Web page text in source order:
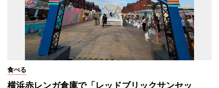
食べる
横浜赤レンガ倉庫で「レッドブリックサンセッ